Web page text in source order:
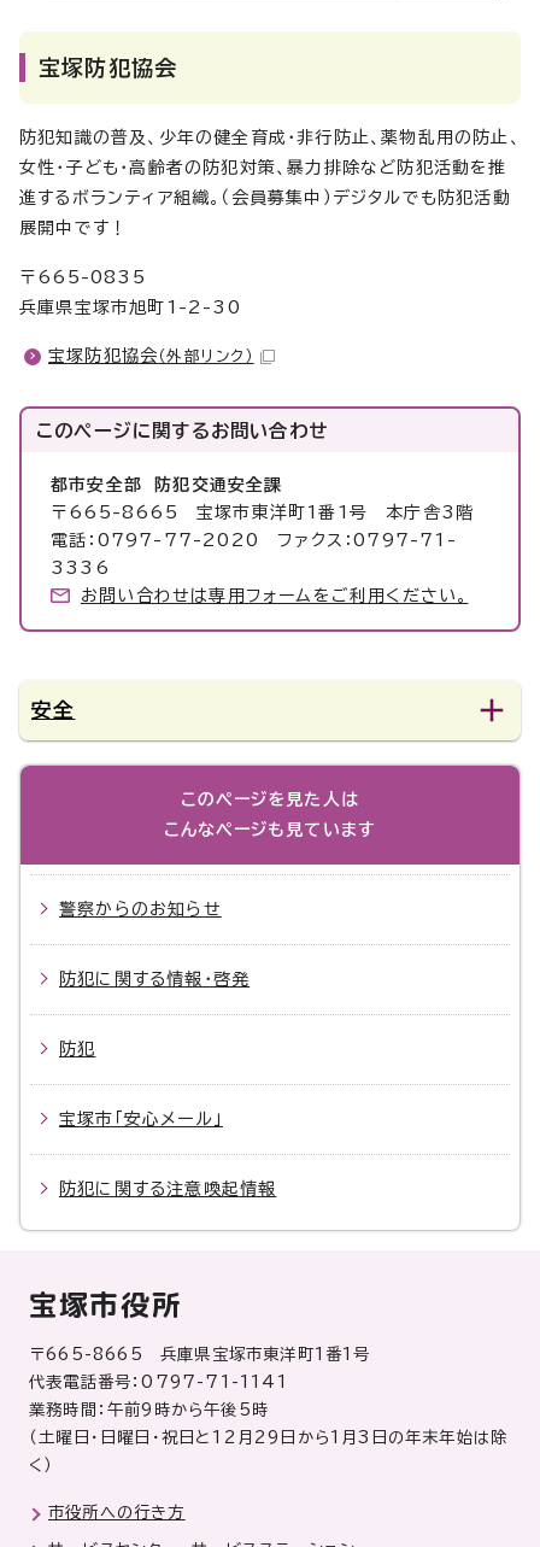
宝塚防犯協会
防犯知識の普及、少年の健全育成・非行防止、薬物乱用の防止、
女性・子ども・高齢者の防犯対策、暴力排除など防犯活動を推
進するボランティア組織。（会員募集中）デジタルでも防犯活動
展開中です！
〒665-0835
兵庫県宝塚市旭町1-2-30
宝塚防犯協会 （外部リンク）
このページに関するお問い合わせ
都市安全部 防犯交通安全課
〒665-8665 宝塚市東洋町1番1号 本庁舎3階
電話：0797-77-2020 ファクス：0797-71-
3336
お問い合わせは専用フォームをご利用ください。
安全
このページを見た人は
こんなページも見ています
警察からのお知らせ
防犯に関する情報・啓発
防犯
宝塚市「安心メール」
防犯に関する注意喚起情報
宝塚市役所
〒665-8665 兵庫県宝塚市東洋町1番1号
代表電話番号：0797-71-1141
業務時間：午前9時から午後5時
（土曜日・日曜日・祝日と12月29日から1月3日の年末年始は除
く）
市役所への行き方